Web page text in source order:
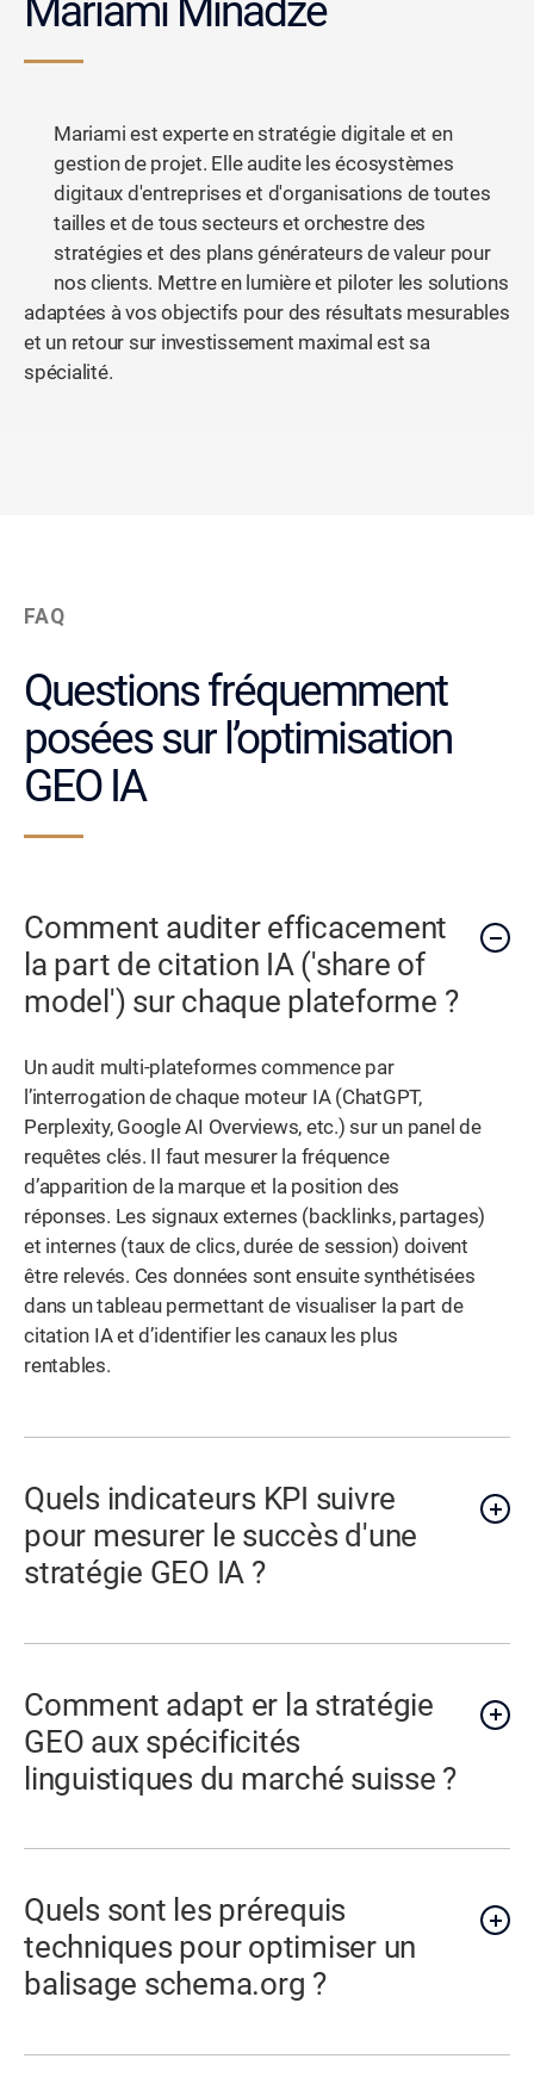
Mariami Minadze
Mariami est experte en stratégie digitale et en
gestion de projet. Elle audite les écosystèmes
digitaux d'entreprises et d'organisations de toutes
tailles et de tous secteurs et orchestre des
stratégies et des plans générateurs de valeur pour
nos clients. Mettre en lumière et piloter les solutions
adaptées à vos objectifs pour des résultats mesurables
et un retour sur investissement maximal est sa
spécialité.
FAQ
Questions fréquemment
posées sur l’optimisation
GEO IA
Comment auditer efficacement
la part de citation IA ('share of
model') sur chaque plateforme ?
Un audit multi-plateformes commence par
l’interrogation de chaque moteur IA (ChatGPT,
Perplexity, Google AI Overviews, etc.) sur un panel de
requêtes clés. Il faut mesurer la fréquence
d’apparition de la marque et la position des
réponses. Les signaux externes (backlinks, partages)
et internes (taux de clics, durée de session) doivent
être relevés. Ces données sont ensuite synthétisées
dans un tableau permettant de visualiser la part de
citation IA et d’identifier les canaux les plus
rentables.
Quels indicateurs KPI suivre
pour mesurer le succès d'une
stratégie GEO IA ?
Comment adapt er la stratégie
GEO aux spécificités
linguistiques du marché suisse ?
Quels sont les prérequis
techniques pour optimiser un
balisage schema.org ?